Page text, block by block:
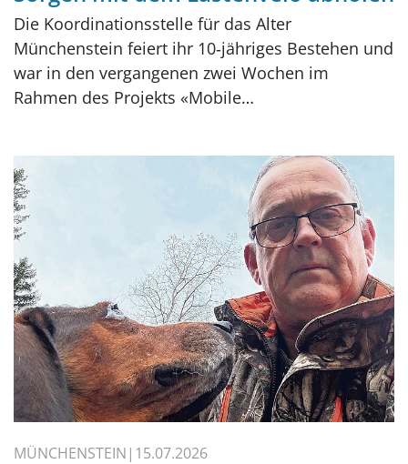
Die Koordinationsstelle für das Alter
Münchenstein feiert ihr 10‑jähriges Bestehen und
war in den vergangenen zwei Wochen im
Rahmen des Projekts «Mobile…
MÜNCHENSTEIN 15.07.2026